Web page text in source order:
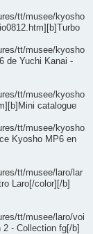
tt/musee/kyosho
tt/musee/kyosho
de Yuchi Kanai -
tt/musee/kyosho
catalogue
tt/musee/kyosho
Kyosho MP6 en
tt/musee/laro/lar
Laro[/color][/b]
tt/musee/laro/voi
- Collection fg[/b]